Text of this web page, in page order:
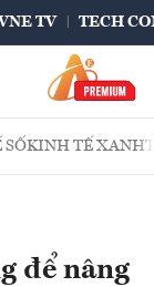
TV TECH
SỐKINH TẾ XANH
để nâng